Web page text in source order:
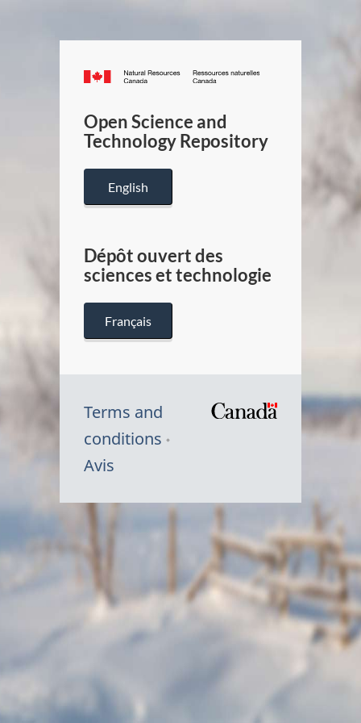
Canada.ca
/
Canada
Open Science and
Technology Repository
English
Dépôt ouvert des
sciences et technologie
Français
Terms and
conditions
Avis
Symbole
Canada